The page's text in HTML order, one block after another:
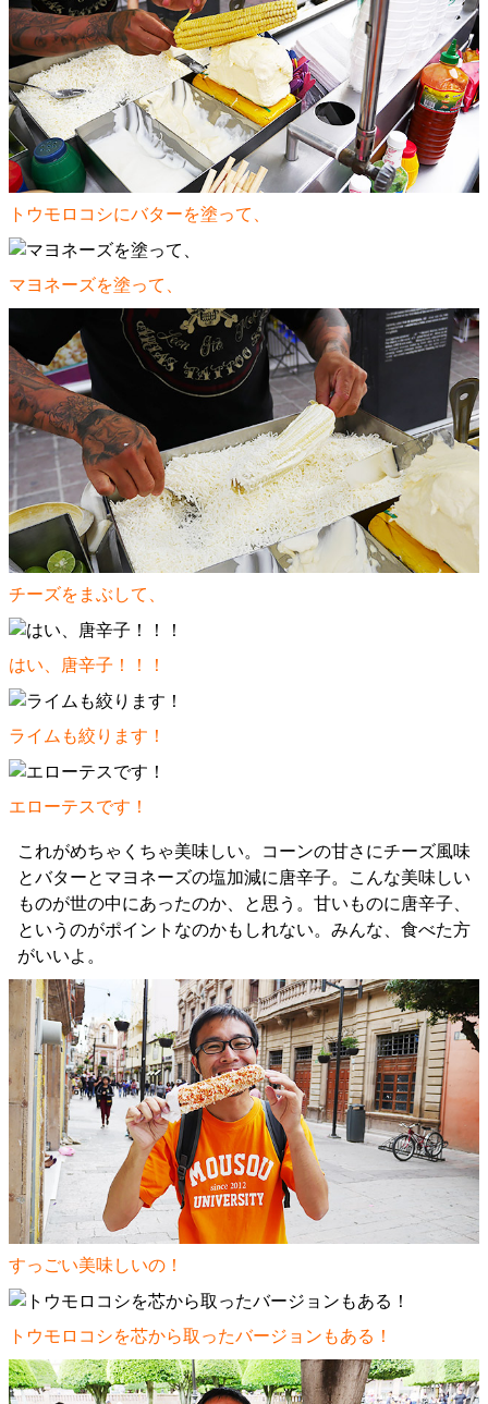
トウモロコシにバターを塗って、
マヨネーズを塗って、
チーズをまぶして、
はい、唐辛子！！！
ライムも絞ります！
エローテスです！
これがめちゃくちゃ美味しい。コーンの甘さにチーズ風味
とバターとマヨネーズの塩加減に唐辛子。こんな美味しい
ものが世の中にあったのか、と思う。甘いものに唐辛子、
というのがポイントなのかもしれない。みんな、食べた方
がいいよ。
すっごい美味しいの！
トウモロコシを芯から取ったバージョンもある！